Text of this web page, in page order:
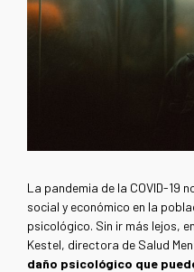
La pandemia de la COVID-19
social y económico en la
psicológico. Sin ir más lejos,
Kestel, directora de Salud
daño psicológico que